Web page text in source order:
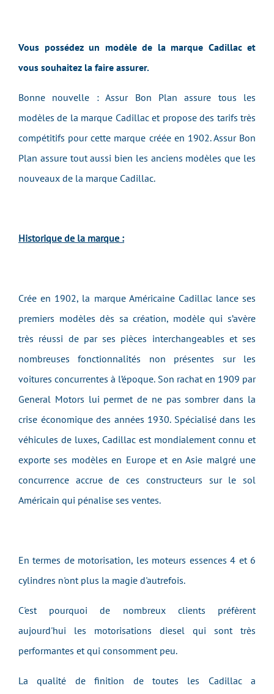
Vous possédez un modèle de la marque Cadillac et
vous souhaitez la faire assurer.
Bonne nouvelle : Assur Bon Plan assure tous les
modèles de la marque Cadillac et propose des tarifs très
compétitifs pour cette marque créée en 1902. Assur Bon
Plan assure tout aussi bien les anciens modèles que les
nouveaux de la marque Cadillac.
Historique de la marque :
Crée en 1902, la marque Américaine Cadillac lance ses
premiers modèles dès sa création, modèle qui s’avère
très réussi de par ses pièces interchangeables et ses
nombreuses fonctionnalités non présentes sur les
voitures concurrentes à l’époque. Son rachat en 1909 par
General Motors lui permet de ne pas sombrer dans la
crise économique des années 1930. Spécialisé dans les
véhicules de luxes, Cadillac est mondialement connu et
exporte ses modèles en Europe et en Asie malgré une
concurrence accrue de ces constructeurs sur le sol
Américain qui pénalise ses ventes.
En termes de motorisation, les moteurs essences 4 et 6
cylindres n'ont plus la magie d'autrefois.
C'est pourquoi de nombreux clients préfèrent
aujourd'hui les motorisations diesel qui sont très
performantes et qui consomment peu.
La qualité de finition de toutes les Cadillac a